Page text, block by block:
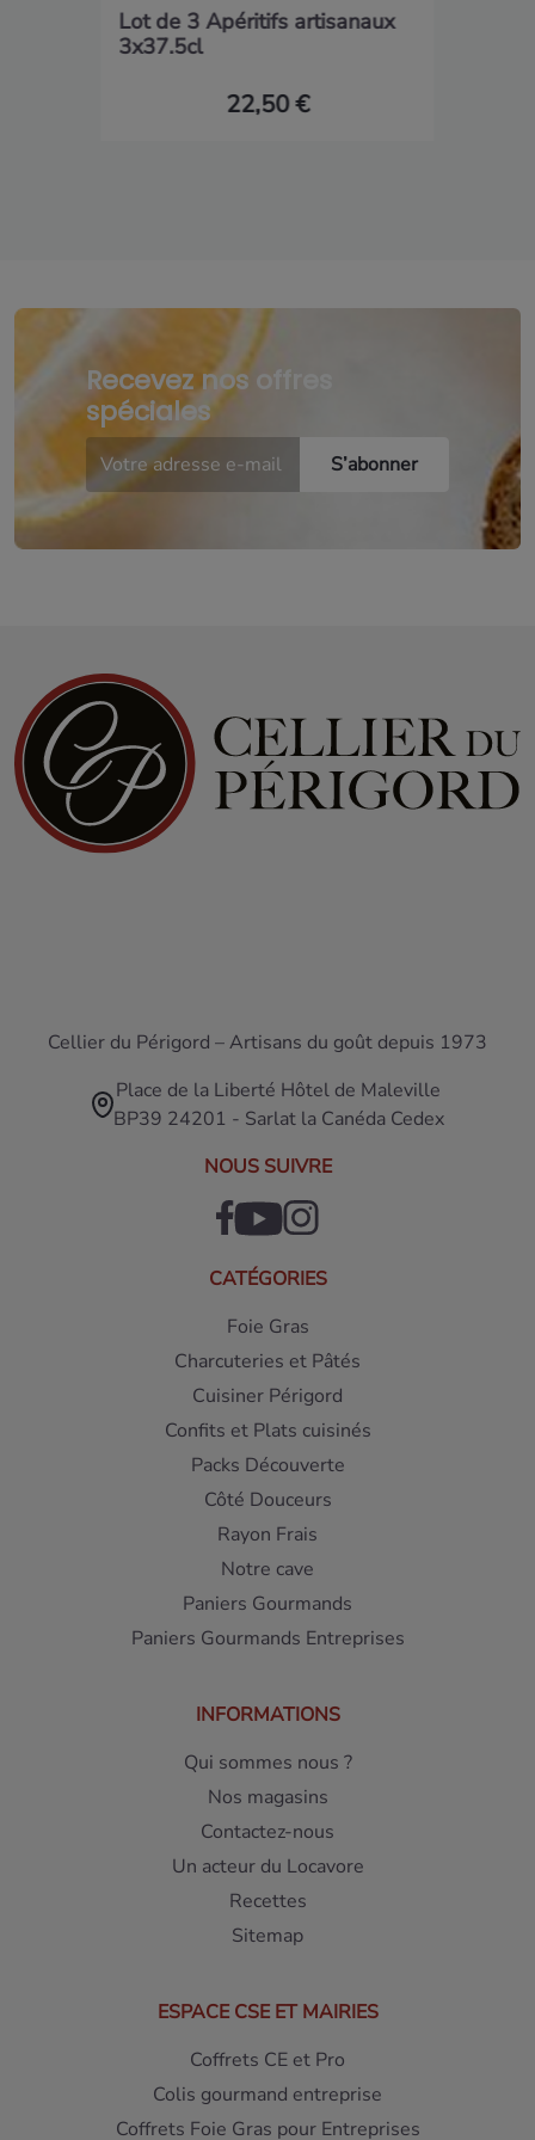
Lot de 3 Apéritifs artisanaux
3x37.5cl
22,50 €
Recevez nos offres
spéciales
Cellier du Périgord – Artisans du goût depuis 1973
Place de la Liberté Hôtel de Maleville
BP39 24201 - Sarlat la Canéda Cedex
NOUS SUIVRE
CATÉGORIES
Foie Gras
Charcuteries et Pâtés
Cuisiner Périgord
Confits et Plats cuisinés
Packs Découverte
Côté Douceurs
Rayon Frais
Notre cave
Paniers Gourmands
Paniers Gourmands Entreprises
INFORMATIONS
Qui sommes nous ?
Nos magasins
Contactez-nous
Un acteur du Locavore
Recettes
Sitemap
ESPACE CSE ET MAIRIES
Coffrets CE et Pro
Colis gourmand entreprise
Coffrets Foie Gras pour Entreprises